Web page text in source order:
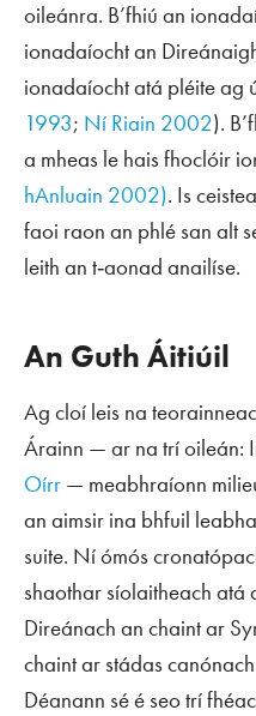
oileánra. B’fhiú an
ionadaíocht an
ionadaíocht atá pléite ag
1993; Ní Riain 2002).
a mheas le hais fhoclóir
hAnluain 2002). Is
faoi raon an phlé san alt
leith an t‑aonad anailíse.
An Guth Áitiúil
Ag cloí leis na
Árainn — ar na trí oileán:
Oírr — meabhraíonn
an aimsir ina bhfuil
suite. Ní ómós
shaothar síolaitheach atá
Direánach an chaint ar
chaint ar stádas
Déanann sé é seo trí